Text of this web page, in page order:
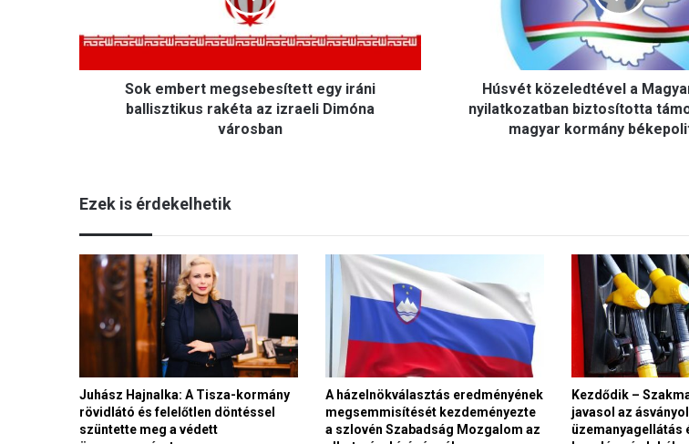
t
e
t
y
i
r
á
Sok embert megsebesített egy iráni
ballisztikus rakéta az izraeli Dimóna
városban
M
g
y
a
r
B
é
k
Húsvét közeledtével a
nyilatkozatban biztosította
magyar kormány
Ezek is érdekelhetik
Juhász Hajnalka: A Tisza-kormány
rövidlátó és felelőtlen döntéssel
szüntette meg a védett
A házelnökválasztás eredményének
megsemmisítését kezdeményezte
a szlovén Szabadság Mozgalom az
Kezdődik –
javasol az
üzemanyagellátás